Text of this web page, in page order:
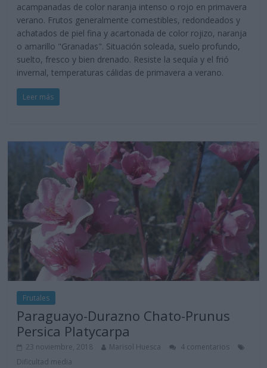
acampanadas de color naranja intenso o rojo en primavera
verano. Frutos generalmente comestibles, redondeados y
achatados de piel fina y acartonada de color rojizo, naranja
o amarillo "Granadas". Situación soleada, suelo profundo,
suelto, fresco y bien drenado. Resiste la sequía y el frió
invernal, temperaturas cálidas de primavera a verano.
Leer más
Frutales
Paraguayo-Durazno Chato-Prunus
Persica Platycarpa
23 noviembre, 2018 Marisol Huesca
4 comentarios
Dificultad media